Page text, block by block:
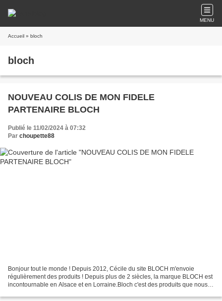
MENU
Accueil » bloch
bloch
NOUVEAU COLIS DE MON FIDELE
PARTENAIRE BLOCH
Publié le 11/02/2024 à 07:32
Par choupette88
Bonjour tout le monde ! Depuis 2012, Cécile du site BLOCH m'envoie
régulièrement des produits ! Depuis plus de 2 siècles, la marque BLOCH est
incontournable en Alsace et en Lorraine.Bloch c'est des produits que nous